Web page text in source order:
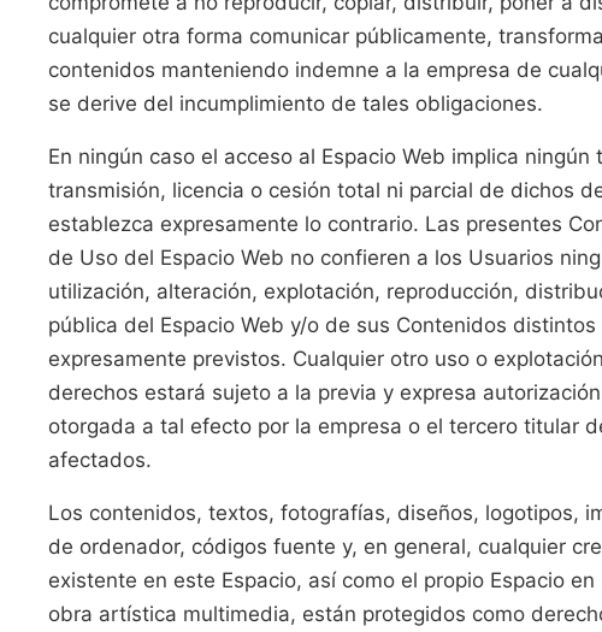
cualquier otra forma comunicar públicamente,
contenidos manteniendo indemne a la empresa de
se derive del incumplimiento de tales obligaciones.
En ningún caso el acceso al Espacio Web implica ningún
transmisión, licencia o cesión total ni parcial de dichos
establezca expresamente lo contrario. Las presentes
de Uso del Espacio Web no confieren a los Usuarios
utilización, alteración, explotación, reproducción,
pública del Espacio Web y/o de sus Contenidos
expresamente previstos. Cualquier otro uso o
derechos estará sujeto a la previa y expresa
otorgada a tal efecto por la empresa o el tercero titular
afectados.
Los contenidos, textos, fotografías, diseños, logotipos,
de ordenador, códigos fuente y, en general, cualquier
existente en este Espacio, así como el propio Espacio
obra artística multimedia, están protegidos como